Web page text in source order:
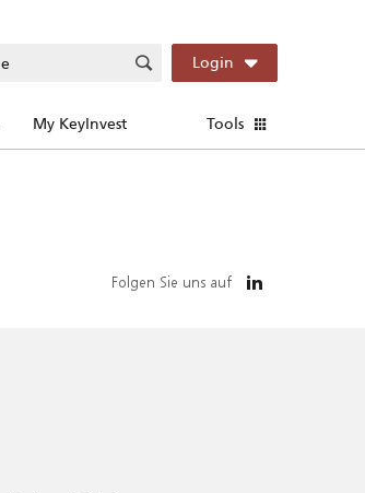
Login
My KeyInvest Tools
Folgen Sie uns auf